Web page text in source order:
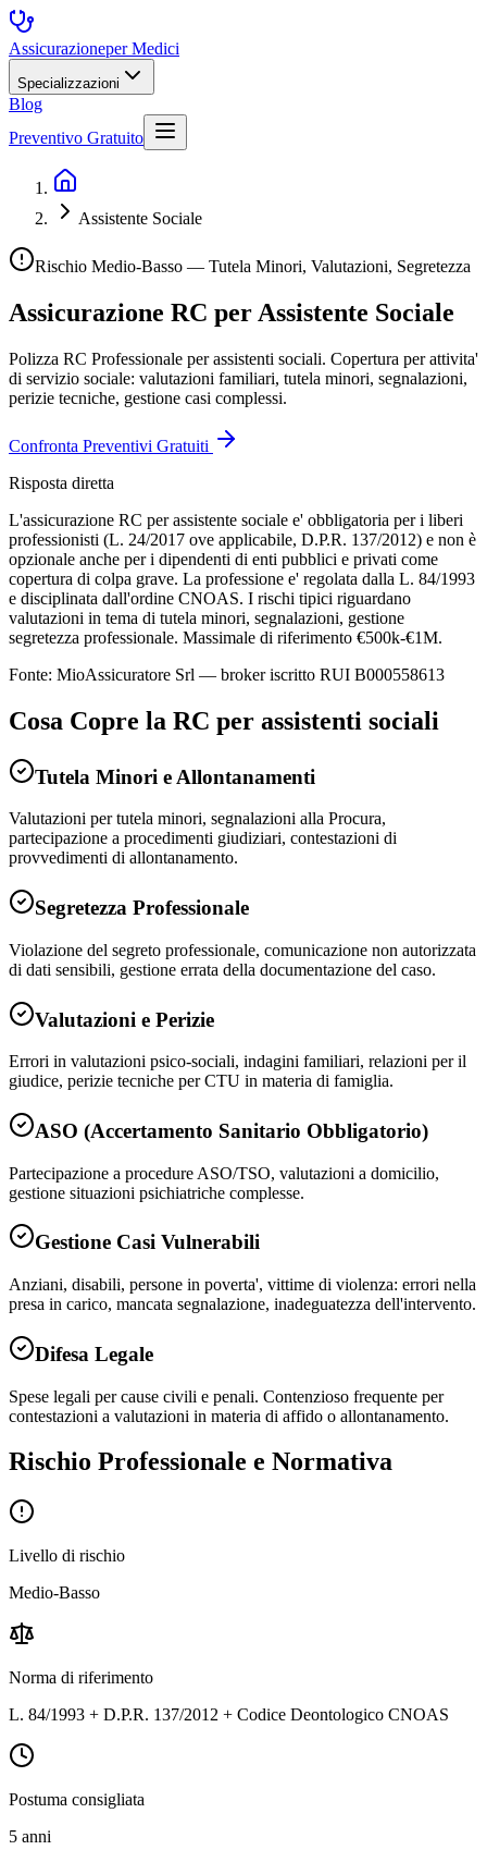
Assicurazioneper Medici
Specializzazioni
Blog
Preventivo Gratuito
Assistente Sociale
Rischio Medio-Basso — Tutela Minori, Valutazioni, Segretezza
Assicurazione RC per Assistente Sociale
Polizza RC Professionale per assistenti sociali. Copertura per attivita'
di servizio sociale: valutazioni familiari, tutela minori, segnalazioni,
perizie tecniche, gestione casi complessi.
Confronta Preventivi Gratuiti
Risposta diretta
L'assicurazione RC per assistente sociale e' obbligatoria per i liberi
professionisti (L. 24/2017 ove applicabile, D.P.R. 137/2012) e non è
opzionale anche per i dipendenti di enti pubblici e privati come
copertura di colpa grave. La professione e' regolata dalla L. 84/1993
e disciplinata dall'ordine CNOAS. I rischi tipici riguardano
valutazioni in tema di tutela minori, segnalazioni, gestione
segretezza professionale. Massimale di riferimento €500k-€1M.
Fonte: MioAssicuratore Srl — broker iscritto RUI B000558613
Cosa Copre la RC per assistenti sociali
Tutela Minori e Allontanamenti
Valutazioni per tutela minori, segnalazioni alla Procura,
partecipazione a procedimenti giudiziari, contestazioni di
provvedimenti di allontanamento.
Segretezza Professionale
Violazione del segreto professionale, comunicazione non autorizzata
di dati sensibili, gestione errata della documentazione del caso.
Valutazioni e Perizie
Errori in valutazioni psico-sociali, indagini familiari, relazioni per il
giudice, perizie tecniche per CTU in materia di famiglia.
ASO (Accertamento Sanitario Obbligatorio)
Partecipazione a procedure ASO/TSO, valutazioni a domicilio,
gestione situazioni psichiatriche complesse.
Gestione Casi Vulnerabili
Anziani, disabili, persone in poverta', vittime di violenza: errori nella
presa in carico, mancata segnalazione, inadeguatezza dell'intervento.
Difesa Legale
Spese legali per cause civili e penali. Contenzioso frequente per
contestazioni a valutazioni in materia di affido o allontanamento.
Rischio Professionale e Normativa
Livello di rischio
Medio-Basso
Norma di riferimento
L. 84/1993 + D.P.R. 137/2012 + Codice Deontologico CNOAS
Postuma consigliata
5 anni